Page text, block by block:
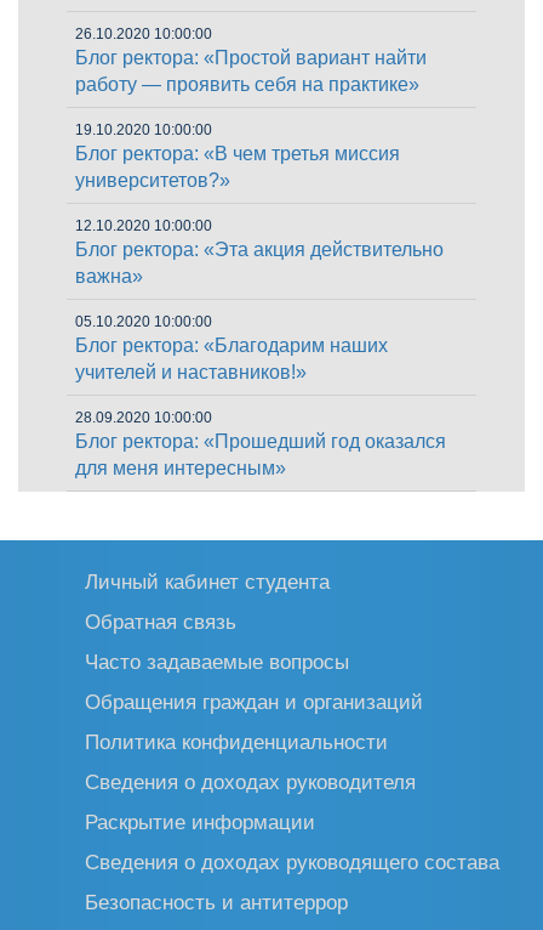
26.10.2020 10:00:00
Блог ректора: «Простой вариант найти
работу — проявить себя на практике»
19.10.2020 10:00:00
Блог ректора: «В чем третья миссия
университетов?»
12.10.2020 10:00:00
Блог ректора: «Эта акция действительно
важна»
05.10.2020 10:00:00
Блог ректора: «Благодарим наших
учителей и наставников!»
28.09.2020 10:00:00
Блог ректора: «Прошедший год оказался
для меня интересным»
Личный кабинет студента
Обратная связь
Часто задаваемые вопросы
Обращения граждан и организаций
Политика конфиденциальности
Сведения о доходах руководителя
Раскрытие информации
Сведения о доходах руководящего состава
Безопасность и антитеррор